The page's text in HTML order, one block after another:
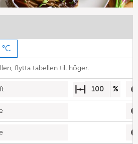
flytta tabellen till höger.
100 %